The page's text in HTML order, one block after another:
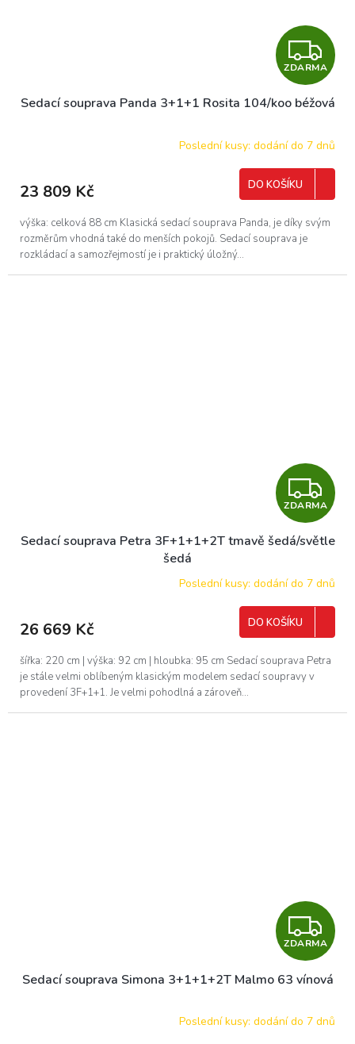
Z
D
A
R
A
ZDARMA
Sedací souprava Panda 3+1+1 Rosita 104/koo béžová
Poslední kusy: dodání do 7 dnů
23 809 Kč DO KOŠÍKU
výška: celková 88 cm Klasická sedací souprava Panda, je díky svým
rozměrům vhodná také do menších pokojů. Sedací souprava je
rozkládací a samozřejmostí je i praktický úložný...
Z
D
A
R
A
ZDARMA
Sedací souprava Petra 3F+1+1+2T tmavě šedá/světle
šedá
Poslední kusy: dodání do 7 dnů
26 669 Kč DO KOŠÍKU
šířka: 220 cm | výška: 92 cm | hloubka: 95 cm Sedací souprava Petra
je stále velmi oblíbeným klasickým modelem sedací soupravy v
provedení 3F+1+1. Je velmi pohodlná a zároveň...
Z
D
A
R
ZDARMA
Sedací souprava Simona 3+1+1+2T Malmo 63 vínová
Poslední kusy: dodání do 7 dnů